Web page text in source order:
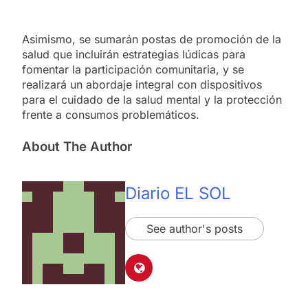
Asimismo, se sumarán postas de promoción de la
salud que incluirán estrategias lúdicas para
fomentar la participación comunitaria, y se
realizará un abordaje integral con dispositivos
para el cuidado de la salud mental y la protección
frente a consumos problemáticos.
About The Author
Diario EL SOL
See author's posts